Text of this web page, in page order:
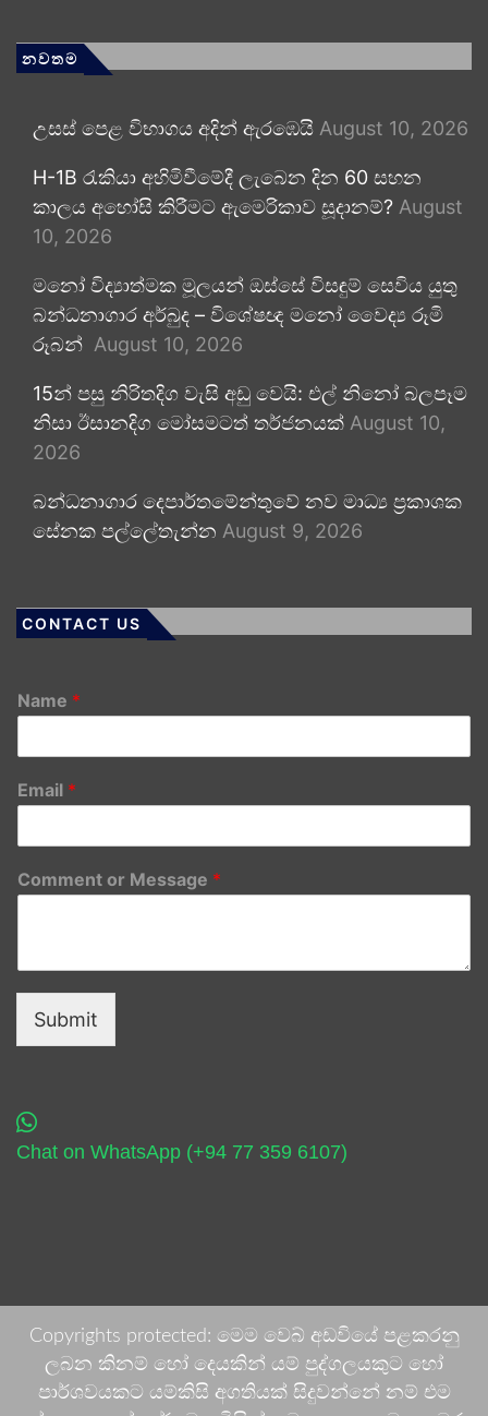
නවතම
උසස් පෙළ විභාගය අදින් ඇරඹෙයි August 10, 2026
H-1B රැකියා අහිමිවීමේදී ලැබෙන දින 60 සහන
කාලය අහෝසි කිරීමට ඇමෙරිකාව සූදානම්? August
10, 2026
මනෝ විද්‍යාත්මක මූලයන් ඔස්සේ විසඳුම් සෙවිය යුතු
බන්ධනාගාර අර්බුද – විශේෂඥ මනෝ වෛද්‍ය රූමි
රූබන් August 10, 2026
15න් පසු නිරිතදිග වැසි අඩු වෙයි: එල් නිනෝ බලපෑම
නිසා ඊසානදිග මෝසමටත් තර්ජනයක් August 10,
2026
බන්ධනාගාර දෙපාර්තමේන්තුවේ නව මාධ්‍ය ප්‍රකාශක
සේනක පල්ලේතැන්න August 9, 2026
CONTACT US
Name *
Email *
Comment or Message *
Submit
Chat on WhatsApp (+94 77 359 6107)
Copyrights protected: මෙම වෙබ් අඩවියේ පළකරනු
ලබන කිනම් හෝ දෙයකින් යම් පුද්ගලයකුට හෝ
පාර්ශවයකට යම්කිසි අගතියක් සිදුවන්නේ නම් එම